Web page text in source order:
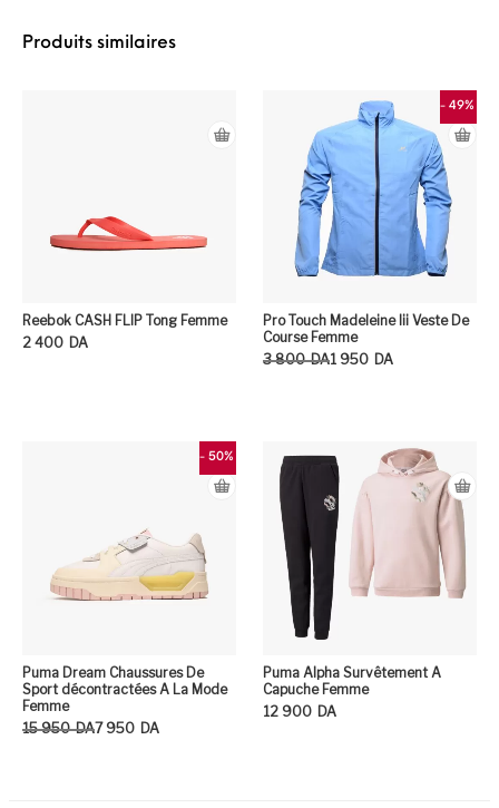
Produits similaires
Reebok CASH FLIP Tong Femme
2 400 DA
- 49%
Pro Touch Madeleine Iii Veste De
Course Femme
3 800 DA
Le prix initial était : 3 800DA.
1 950 DA
Le prix actuel est : 1 950DA.
- 50%
Puma Dream Chaussures De
Sport décontractées A La Mode
Femme
15 950 DA
Le prix initial était : 15 950DA.
7 950 DA
Le prix actuel est : 7 950DA.
Puma Alpha Survêtement A
Capuche Femme
12 900 DA